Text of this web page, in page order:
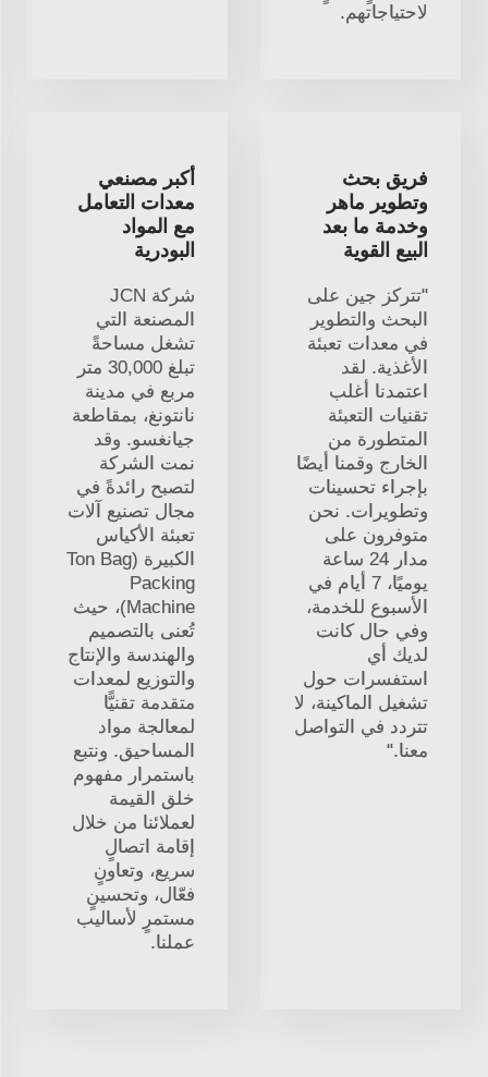
لاحتياجاتهم.
فريق بحث
وتطوير ماهر
وخدمة ما بعد
البيع القوية
"تتركز جين على
البحث والتطوير
في معدات تعبئة
الأغذية. لقد
اعتمدنا أغلب
تقنيات التعبئة
المتطورة من
الخارج وقمنا أيضًا
بإجراء تحسينات
وتطويرات. نحن
متوفرون على
مدار 24 ساعة
يوميًا، 7 أيام في
الأسبوع للخدمة،
وفي حال كانت
لديك أي
استفسرات حول
تشغيل الماكينة، لا
تتردد في التواصل
معنا."
أكبر مصنعي
معدات التعامل
مع المواد
البودرية
شركة JCN
المصنعة التي
تشغل مساحةً
تبلغ 30,000 متر
مربع في مدينة
نانتونغ، بمقاطعة
جيانغسو. وقد
نمت الشركة
لتصبح رائدةً في
مجال تصنيع آلات
تعبئة الأكياس
الكبيرة (Ton Bag
Packing
Machine)، حيث
تُعنى بالتصميم
والهندسة والإنتاج
والتوزيع لمعدات
متقدمة تقنيًّا
لمعالجة مواد
المساحيق. ونتبع
باستمرار مفهوم
خلق القيمة
لعملائنا من خلال
إقامة اتصالٍ
سريع، وتعاونٍ
فعّال، وتحسينٍ
مستمرٍ لأساليب
عملنا.